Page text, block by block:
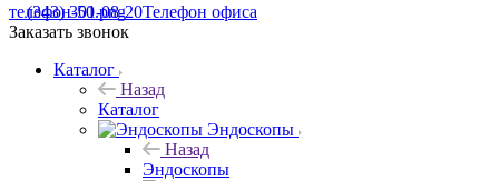
(343) 301-08-20Телефон офиса
Заказать звонок
Каталог
Назад
Каталог
Эндоскопы
Назад
Эндоскопы